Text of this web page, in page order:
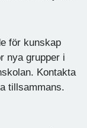
för kunskap
nya grupper i
Kontakta
tillsammans.